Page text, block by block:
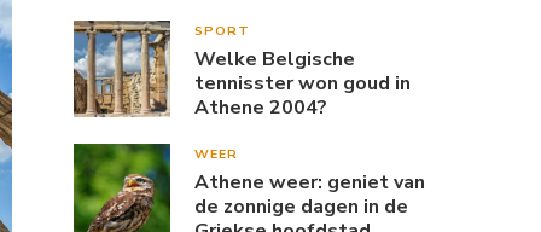
SPORT
Welke Belgische
tennisster won goud in
Athene 2004?
WEER
Athene weer: geniet van
de zonnige dagen in de